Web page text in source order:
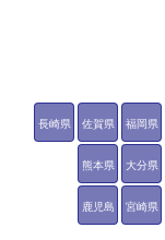
福岡県
佐賀県
長崎県
熊本県 大分県
宮崎県
鹿児島